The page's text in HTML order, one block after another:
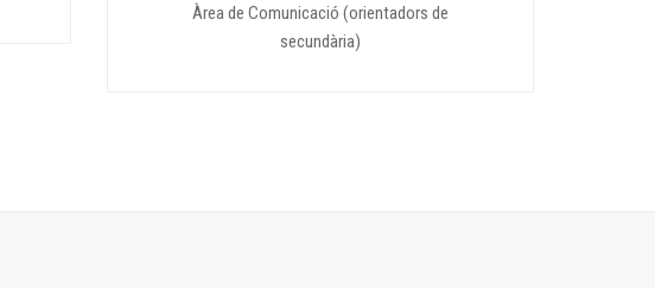
Àrea de Comunicació (orientadors de
secundària)